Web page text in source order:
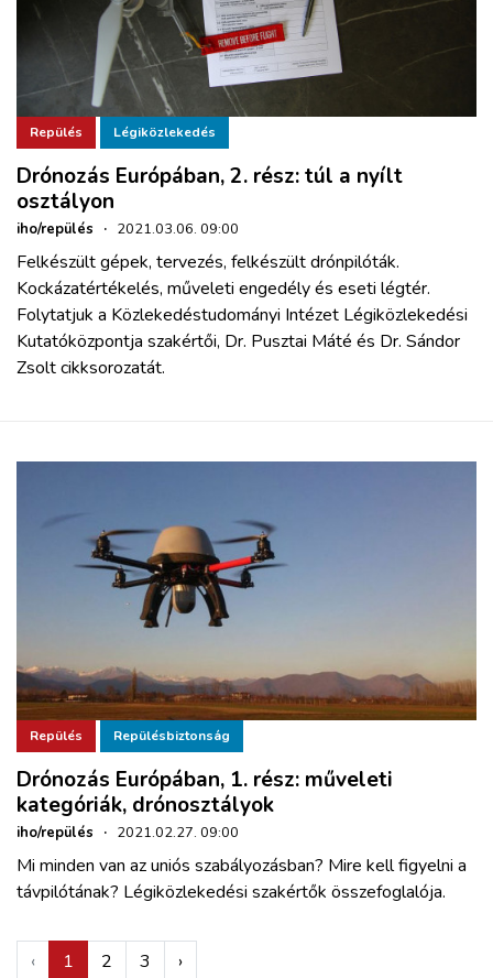
Repülés Légiközlekedés
Drónozás Európában, 2. rész: túl a nyílt
osztályon
iho/repülés · 2021.03.06. 09:00
Felkészült gépek, tervezés, felkészült drónpilóták.
Kockázatértékelés, műveleti engedély és eseti légtér.
Folytatjuk a Közlekedéstudományi Intézet Légiközlekedési
Kutatóközpontja szakértői, Dr. Pusztai Máté és Dr. Sándor
Zsolt cikksorozatát.
Repülés Repülésbiztonság
Drónozás Európában, 1. rész: műveleti
kategóriák, drónosztályok
iho/repülés · 2021.02.27. 09:00
Mi minden van az uniós szabályozásban? Mire kell figyelni a
távpilótának? Légiközlekedési szakértők összefoglalója.
‹ 1 2 3 ›